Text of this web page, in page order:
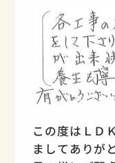
この度はＬＤ
ましてありが